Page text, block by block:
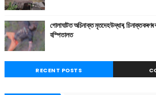
গোলাঘাটত অচিনাক্ত মৃতদেহ উদ্ধাৰ, চিনাক্তকৰণৰ
হস্পিতালত
RECENT POSTS